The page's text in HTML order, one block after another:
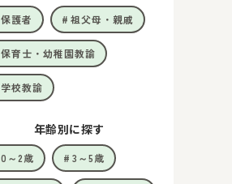
保護者 祖父母・親戚
保育士・幼稚園教諭
学校教諭
年齢別に探す
0～2歳 3～5歳